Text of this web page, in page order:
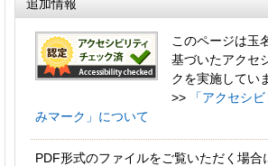
追加情報
このページは玉
基づいたアクセ
クを実施してい
>>
「アクセシ
みマーク」について
PDF形式のファイルをご覧いただく場合